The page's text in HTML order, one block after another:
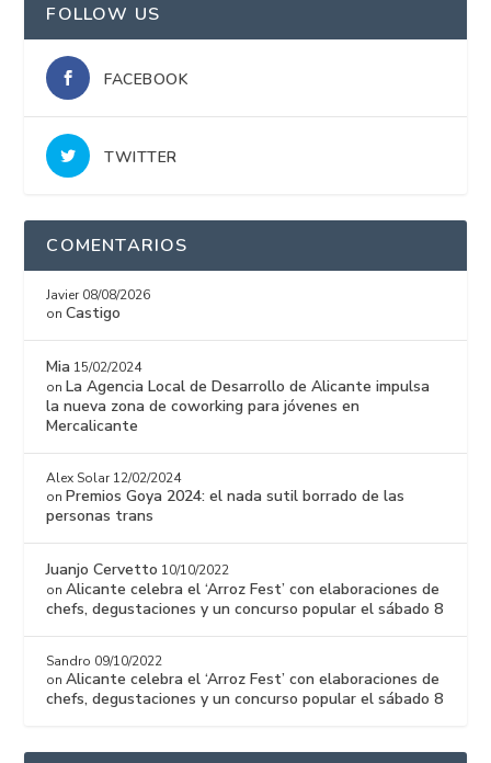
FOLLOW US
FACEBOOK
TWITTER
COMENTARIOS
Javier 08/08/2026
onCastigo
Mia 15/02/2024
on La Agencia Local de Desarrollo de Alicante impulsa
la nueva zona de coworking para jóvenes en
Mercalicante
Alex Solar 12/02/2024
on Premios Goya 2024: el nada sutil borrado de las
personas trans
Juanjo Cervetto 10/10/2022
onAlicante celebra el ‘Arroz Fest’ con elaboraciones de
chefs, degustaciones y un concurso popular el sábado 8
Sandro 09/10/2022
onAlicante celebra el ‘Arroz Fest’ con elaboraciones de
chefs, degustaciones y un concurso popular el sábado 8